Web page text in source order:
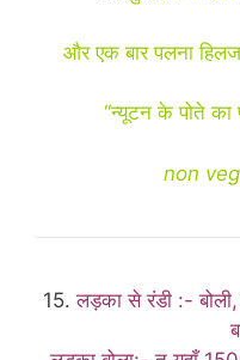
और एक बार पलना
“न्यूटन के पोते
non
15.लड़का से रंडी :- बोली,